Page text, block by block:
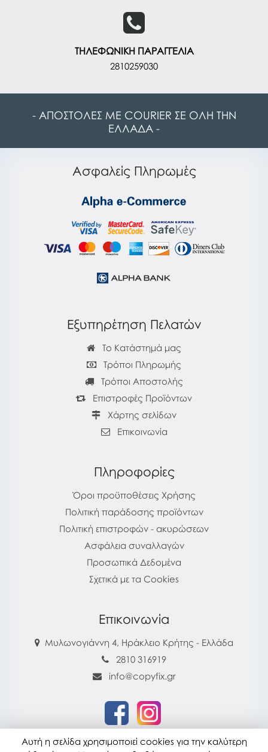
ΤΗΛΕΦΩΝΙΚΗ ΠΑΡΑΓΓΕΛΙΑ
2810259030
- ΑΠΟΣΤΟΛΕΣ ΜΕ COURIER ΣΕ ΟΛΗ ΤΗΝ
ΕΛΛΑΔΑ -
Ασφαλείς Πληρωμές
Εξυπηρέτηση Πελατών
Το Κατάστημά μας
Τρόποι Πληρωμής
Τρόποι Αποστολής
Επιστροφές Προϊόντων
Χάρτης σελίδων
Επικοινωνία
Πληροφορίες
Όροι προϋποθέσεις Χρήσης
Πολιτική παράδοσης προϊόντων
Πολιτική επιστροφών - ακυρώσεων
Ασφάλεια συναλλαγών
Προσωπικά Δεδομένα
Σχετικά με τα Cookies
Επικοινωνία
Μυλωνογιάννη 4, Ηράκλειο Κρήτης - Ελλάδα
2810 316919
info@copyfix.gr
Αυτή η σελίδα χρησιμοποιεί cookies για την καλύτερη